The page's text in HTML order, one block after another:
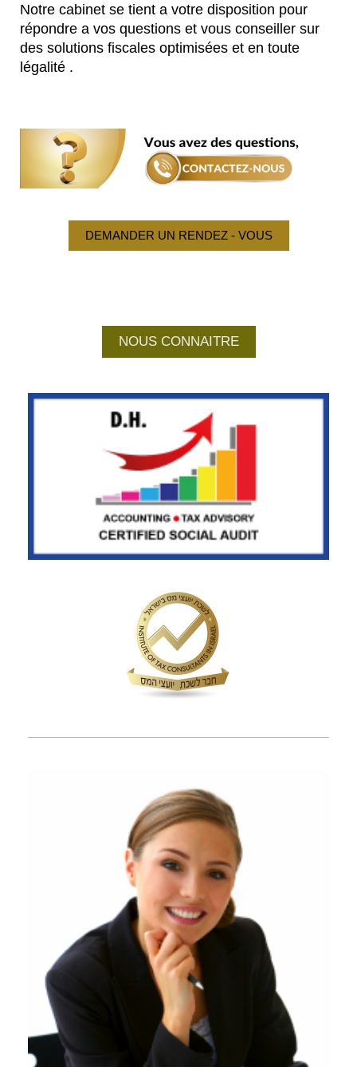
Notre cabinet se tient a votre disposition pour
répondre a vos questions et vous conseiller sur
des solutions fiscales optimisées et en toute
légalité .
DEMANDER UN RENDEZ - VOUS
NOUS CONNAITRE